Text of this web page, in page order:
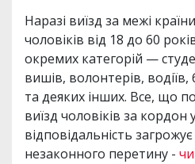
Наразі виїзд за межі
чоловіків від 18 до 60
окремих категорій —
вишів, волонтерів, водіїв,
та деяких інших. Все, що
виїзд чоловіків за кордон
відповідальність
незаконного перетину -